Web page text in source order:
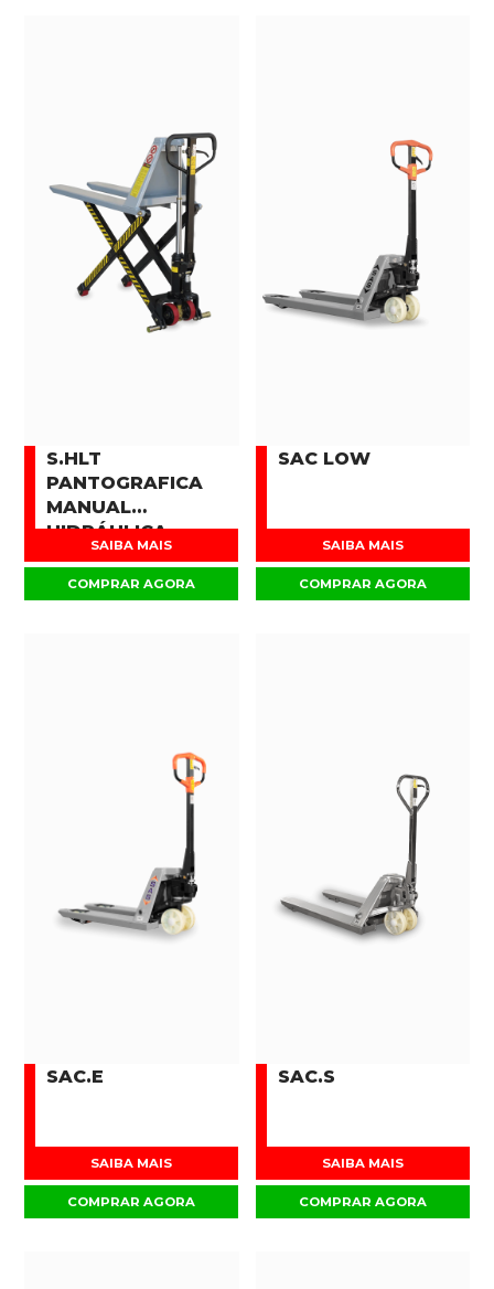
S.HLT
PANTOGRAFICA
MANUAL
HIDRÁULICA
SAIBA MAIS
COMPRAR AGORA
SAC LOW
SAIBA MAIS
COMPRAR AGORA
SAC.E
SAIBA MAIS
COMPRAR AGORA
SAC.S
SAIBA MAIS
COMPRAR AGORA